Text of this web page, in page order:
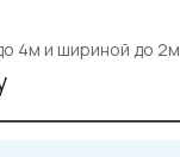
4м и шириной до 2м